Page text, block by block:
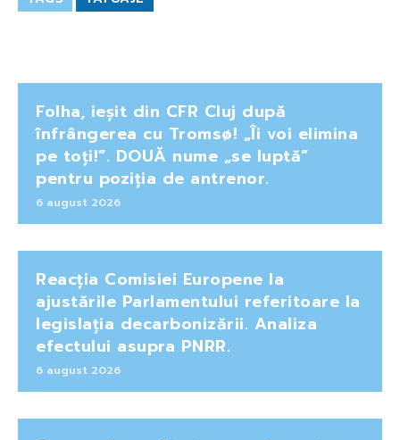
Folha, ieșit din CFR Cluj după
înfrângerea cu Tromsø! „Îi voi elimina
pe toți!”. DOUĂ nume „se luptă”
pentru poziția de antrenor.
6 august 2026
Reacția Comisiei Europene la
ajustările Parlamentului referitoare la
legislația decarbonizării. Analiza
efectului asupra PNRR.
6 august 2026